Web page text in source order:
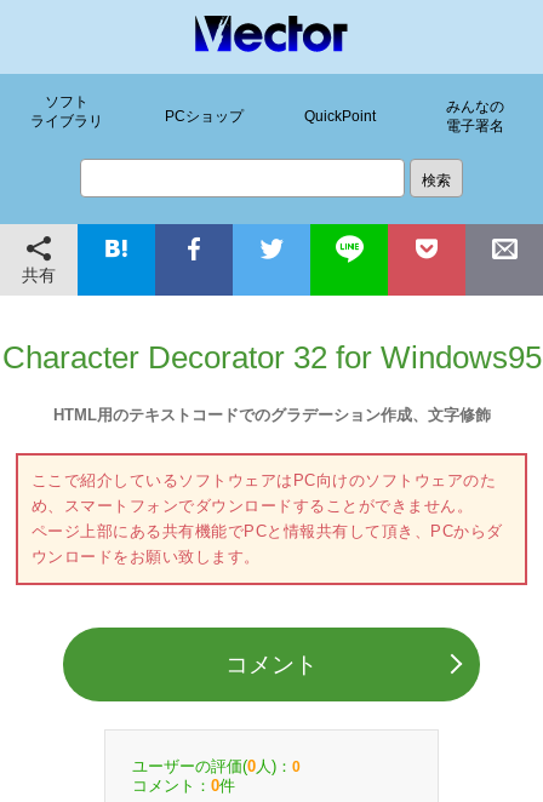
ソフト
ライブラリ
PCショップ QuickPoint
みんなの
電子署名
共有
Character Decorator 32 for Windows95
HTML用のテキストコードでのグラデーション作成、文字修飾
ここで紹介しているソフトウェアはPC向けのソフトウェアのた
め、スマートフォンでダウンロードすることができません。
ページ上部にある共有機能でPCと情報共有して頂き、PCからダ
ウンロードをお願い致します。
コメント
ユーザーの評価(0 人)： 0
コメント： 0件